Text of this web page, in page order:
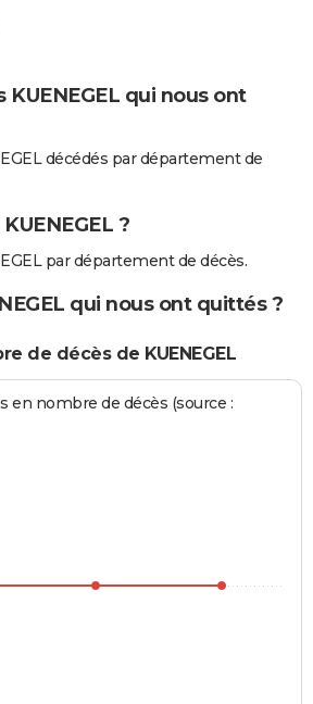
KUENEGEL qui nous ont
décédés par département de
?
par département de décès.
qui nous ont quittés ?
de décès de KUENEGEL
en nombre de décès (source :